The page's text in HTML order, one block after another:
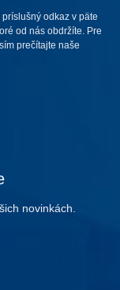
odkaz v päte
od nás obdržíte. Pre
prečítajte naše
novinkách.